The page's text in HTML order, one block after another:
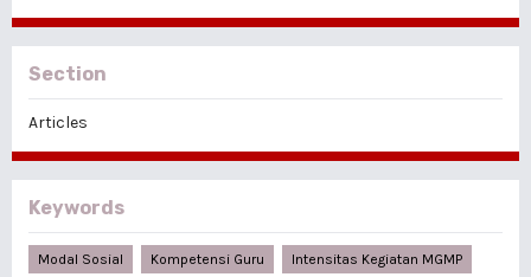
Section
Articles
Keywords
Modal Sosial Kompetensi Guru
Intensitas Kegiatan MGMP